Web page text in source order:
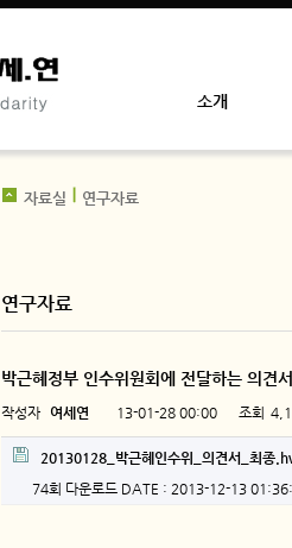
소개
자료실 연구자료
연구자료
박근혜정부 인수위원회에 전달하는 의견서
페이지 정보
작성자 여세연 13-01-28 00:00 조회
첨부파일
20130128_박근혜인수위_의견서_최종
74회 다운로드 DATE : 2013-12-13